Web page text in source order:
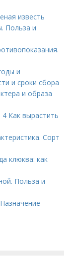
известь
Польза и
и
и сроки сбора
и образа
Как вырастить
Сорт
клюква: как
Польза и